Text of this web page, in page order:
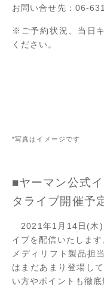
お問い合せ先：06-
※ご予約状況、当日
ください。
*写真はイメージです
■ヤーマン公式
タライブ開催予
2021年1月14日(木
イブを配信いたします
メディリフト製品担
はまだあまり登場し
い方やポイントも徹底